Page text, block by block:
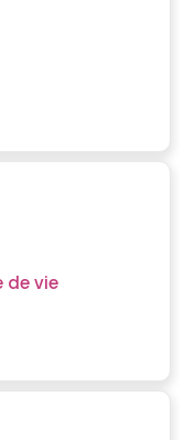
de vie